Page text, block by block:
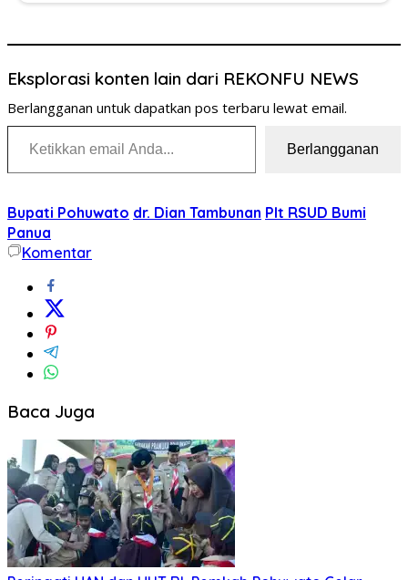
Eksplorasi konten lain dari REKONFU NEWS
Berlangganan untuk dapatkan pos terbaru lewat email.
Ketikkan email Anda...
Berlangganan
Bupati Pohuwato dr. Dian Tambunan Plt RSUD Bumi
Panua
Komentar
Baca Juga